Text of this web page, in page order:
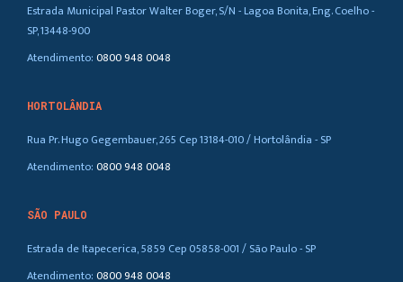
Estrada Municipal Pastor Walter Boger, S/N - Lagoa Bonita, Eng. Coelho -
SP, 13448-900
Atendimento:0800 948 0048
HORTOLÂNDIA
Rua Pr. Hugo Gegembauer, 265 Cep 13184-010 / Hortolândia - SP
Atendimento:0800 948 0048
SÃO PAULO
Estrada de Itapecerica, 5859 Cep 05858-001 / São Paulo - SP
Atendimento:0800 948 0048